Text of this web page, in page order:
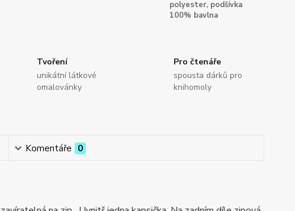
polyester, podšívka
100% bavlna
Tvoření
unikátní látkové
omalovánky
Pro čtenáře
spousta dárků pro
knihomoly
Komentáře 0